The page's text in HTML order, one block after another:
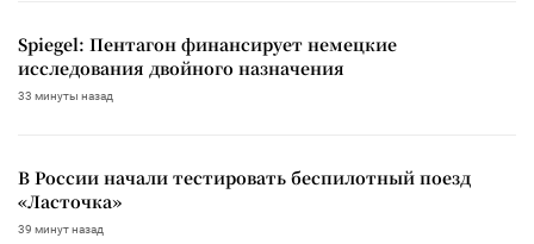
Spiegel: Пентагон финансирует немецкие
исследования двойного назначения
33 минуты назад
В России начали тестировать беспилотный поезд
«Ласточка»
39 минут назад